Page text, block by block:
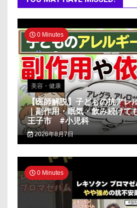
0 Minutes
美容・健康
【医師解説】子どもの抗アレ
｜副作用・眠気・飲み続け
王子市 #小児科
2026年8月7日
0 Minutes